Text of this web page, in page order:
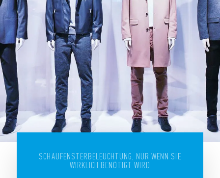
SCHAUFENSTERBELEUCHTUNG, NUR WENN SIE
WIRKLICH BENÖTIGT WIRD